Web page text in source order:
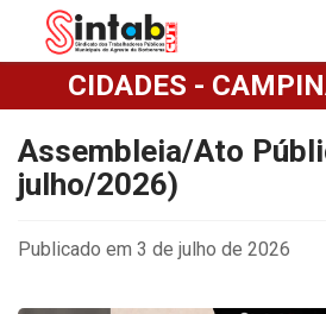
CIDADES -
Assembleia/Ato
julho/2026)
Publicado em 3 de julho de 2026